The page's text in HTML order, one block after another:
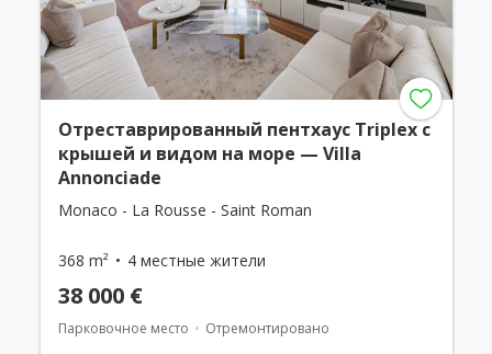
Отреставрированный пентхаус Triplex с
крышей и видом на море — Villa
Annonciade
Monaco - La Rousse - Saint Roman
368 m² 4 местные жители
38 000 €
Парковочное место Отремонтировано